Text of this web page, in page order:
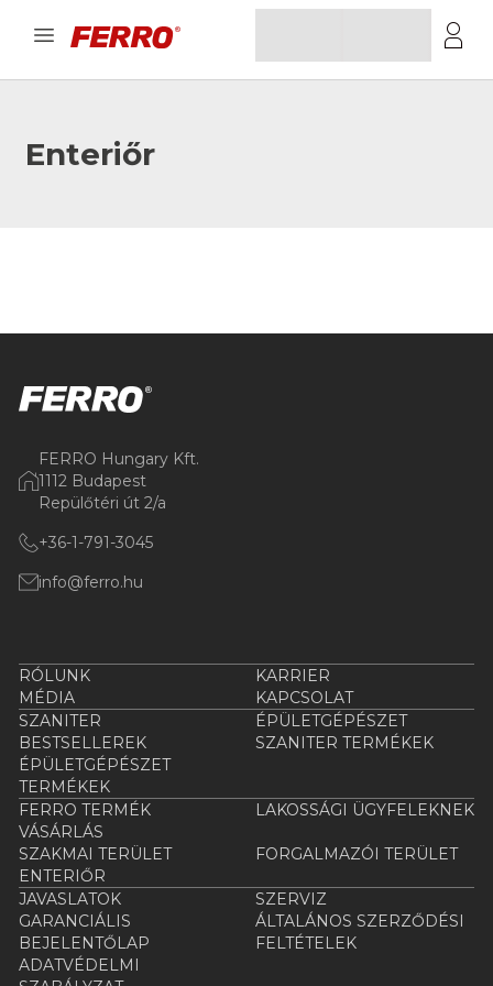
Enteriőr
FERRO Hungary Kft.
1112 Budapest
Repülőtéri út 2/a
+36-1-791-3045
info@ferro.hu
RÓLUNK
KARRIER
MÉDIA
KAPCSOLAT
SZANITER
ÉPÜLETGÉPÉSZET
BESTSELLEREK
SZANITER TERMÉKEK
ÉPÜLETGÉPÉSZET
TERMÉKEK
FERRO TERMÉK
VÁSÁRLÁS
LAKOSSÁGI ÜGYFELEKNEK
SZAKMAI TERÜLET
FORGALMAZÓI TERÜLET
ENTERIŐR
JAVASLATOK
SZERVIZ
GARANCIÁLIS
BEJELENTŐLAP
ÁLTALÁNOS SZERZŐDÉSI
FELTÉTELEK
ADATVÉDELMI